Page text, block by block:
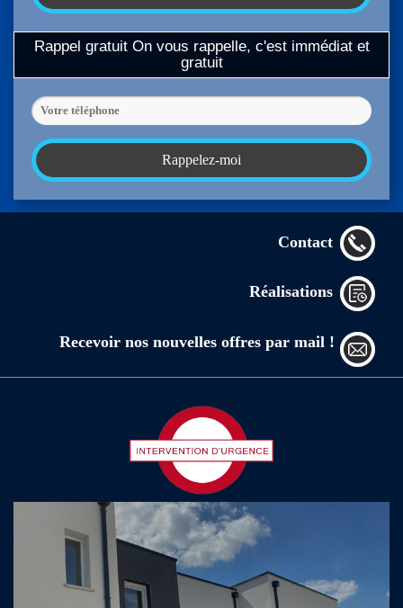
Rappel gratuit On vous rappelle, c'est immédiat et
gratuit
Contact
Réalisations
Recevoir nos nouvelles offres par mail !